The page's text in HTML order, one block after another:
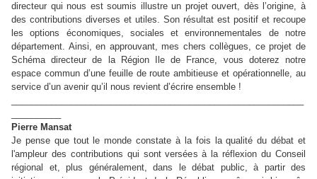
directeur qui nous est soumis illustre un projet ouvert, dès l’origine, à
des contributions diverses et utiles. Son résultat est positif et recoupe
les options économiques, sociales et environnementales de notre
département. Ainsi, en approuvant, mes chers collègues, ce projet de
Schéma directeur de la Région Ile de France, vous doterez notre
espace commun d’une feuille de route ambitieuse et opérationnelle, au
service d’un avenir qu’il nous revient d’écrire ensemble !
Pierre Mansat
Je pense que tout le monde constate à la fois la qualité du débat et
l'ampleur des contributions qui sont versées à la réflexion du Conseil
régional et, plus généralement, dans le débat public, à partir des